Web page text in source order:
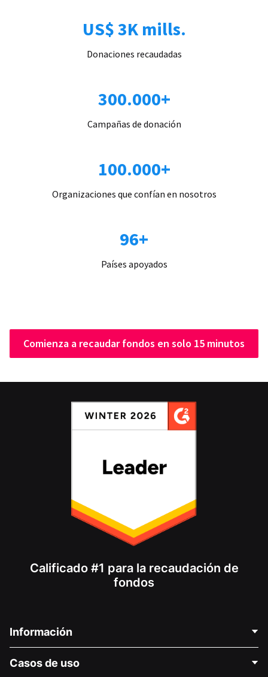
US$ 3K mills.
Donaciones recaudadas
300.000+
Campañas de donación
100.000+
Organizaciones que confían en nosotros
96+
Países apoyados
Comienza a recaudar fondos en solo 15 minutos
Calificado #1 para la recaudación de
fondos
Información
Acerca de nosotros
Casos de uso